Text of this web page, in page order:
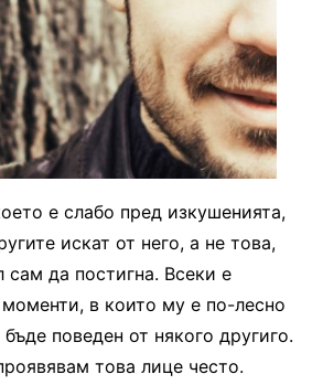
е слабо пред изкушенията,
искат от него, а не това,
сам да постигна. Всеки е
в които му е по-лесно
поведен от някого другиго.
това лице често.